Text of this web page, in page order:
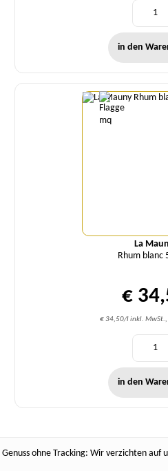
in den
La
Rhum blanc
€
€ 34,50/l inkl. MwSt.,
in den
Genuss ohne Tracking: Wir verzichten auf